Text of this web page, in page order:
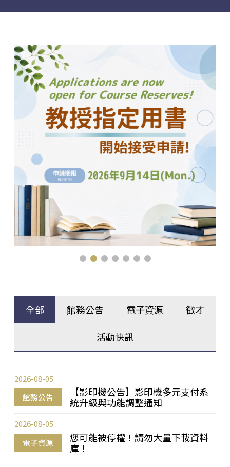
全部 館務公告 電子資源 徵才
活動快訊
館務公告
【影印機公告】影印機多元支付系
統升級與功能調整通知
2026-08-05
電子資源
您可能被停權！請勿大量下載資料
庫！
2026-08-05